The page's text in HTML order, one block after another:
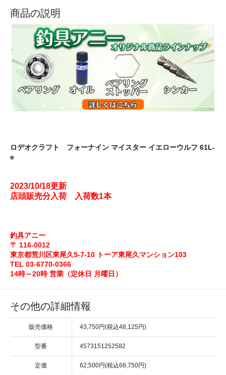
商品の説明
ロデオクラフト フォーナイン マイスター イエローウルフ 61L-
e
2023/10/18更新
店頭販売分入荷 入荷数1本
釣具アニー
〒 116-0012
東京都荒川区東尾久5-7-10 トーア東尾久マンション103
TEL 03-6770-0366
14時～20時 営業（定休日 月曜日）
その他の詳細情報
販売価格 43,750円(税込48,125円)
型番 4573151252582
定価 62,500円(税込68,750円)